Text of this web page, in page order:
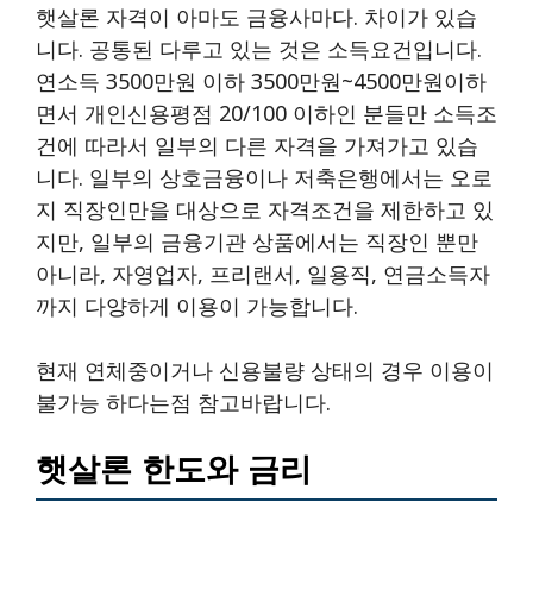
햇살론 자격이 아마도 금융사마다. 차이가 있습
니다. 공통된 다루고 있는 것은 소득요건입니다.
연소득 3500만원 이하 3500만원~4500만원이하
면서 개인신용평점 20/100 이하인 분들만 소득조
건에 따라서 일부의 다른 자격을 가져가고 있습
니다. 일부의 상호금융이나 저축은행에서는 오로
지 직장인만을 대상으로 자격조건을 제한하고 있
지만, 일부의 금융기관 상품에서는 직장인 뿐만
아니라, 자영업자, 프리랜서, 일용직, 연금소득자
까지 다양하게 이용이 가능합니다.
현재 연체중이거나 신용불량 상태의 경우 이용이
불가능 하다는점 참고바랍니다.
햇살론 한도와 금리